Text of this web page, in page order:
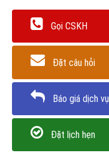
Gọi CSKH
Đặt câu hỏi
Báo giá dịch vụ
Đặt lịch hẹn